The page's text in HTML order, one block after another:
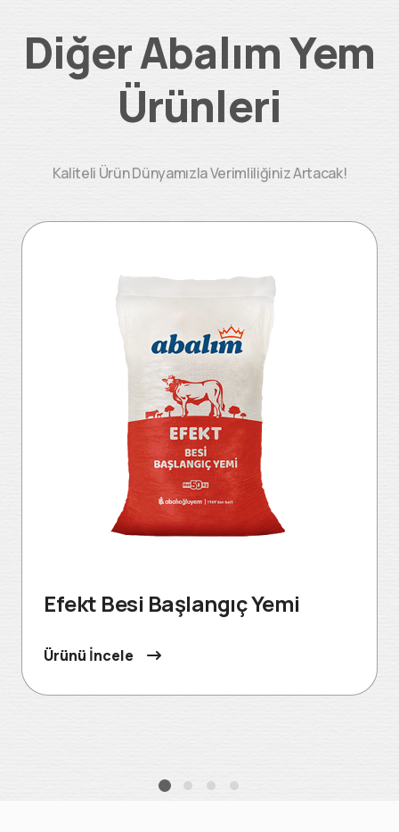
Diğer Abalım Yem
Ürünleri
Kaliteli Ürün Dünyamızla Verimliliğiniz Artacak!
Efekt Besi Başlangıç Yemi
Ürünü İncele